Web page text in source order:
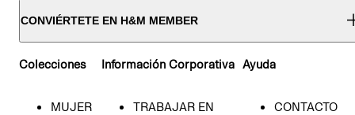
CONVIÉRTETE EN H&M MEMBER
Colecciones
MUJER
Información Corporativa
TRABAJAR EN
Ayuda
CONTACTO